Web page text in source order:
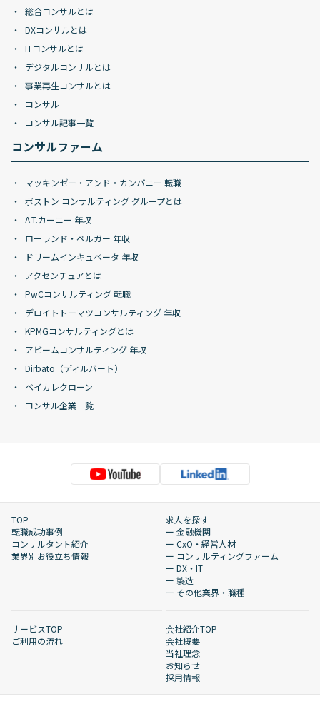
総合コンサルとは
DXコンサルとは
ITコンサルとは
デジタルコンサルとは
事業再生コンサルとは
コンサル
コンサル記事一覧
コンサルファーム
マッキンゼー・アンド・カンパニー 転職
ボストン コンサルティング グループとは
A.T.カーニー 年収
ローランド・ベルガー 年収
ドリームインキュベータ 年収
アクセンチュアとは
PwCコンサルティング 転職
デロイトトーマツコンサルティング 年収
KPMGコンサルティングとは
アビームコンサルティング 年収
Dirbato（ディルバート）
ベイカレクローン
コンサル企業一覧
TOP
転職成功事例
コンサルタント紹介
業界別お役立ち情報
求人を探す
ー 金融機関
ー CxO・経営人材
ー コンサルティングファーム
ー DX・IT
ー 製造
ー その他業界・職種
サービスTOP
ご利用の流れ
会社紹介TOP
会社概要
当社理念
お知らせ
採用情報